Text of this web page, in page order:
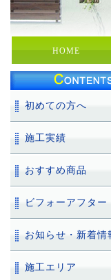
HOME
初めての方へ
施工実績
おすすめ商品
ビフォーアフター
お知らせ・新着情
施工エリア